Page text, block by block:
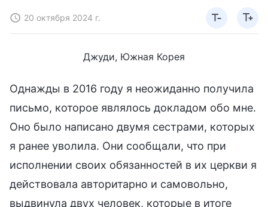
20 октября 2024 г.
Джуди, Южная Корея
Однажды в 2016 году я неожиданно получила
письмо, которое являлось докладом обо мне.
Оно было написано двумя сестрами, которых
я ранее уволила. Они сообщали, что при
исполнении своих обязанностей в их церкви я
действовала авторитарно и самовольно,
выдвинула двух человек, которые в итоге